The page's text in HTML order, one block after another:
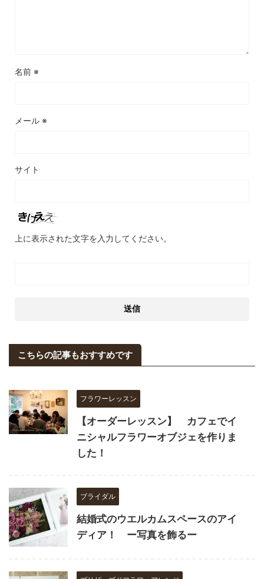
名前 ※
メール ※
サイト
上に表示された文字を入力してください。
こちらの記事もおすすめです
フラワーレッスン
【オーダーレッスン】 カフェでイ
ニシャルフラワーオブジェを作りま
した！
ブライダル
結婚式のウエルカムスペースのアイ
ディア！ ー写真を飾るー